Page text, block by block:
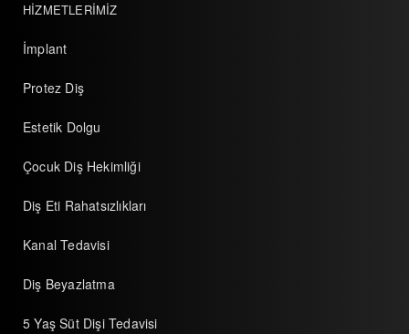
HİZMETLERİMİZ
İmplant
Protez Diş
Estetik Dolgu
Çocuk Diş Hekimliği
Diş Eti Rahatsızlıkları
Kanal Tedavisi
Diş Beyazlatma
5 Yaş Süt Dişi Tedavisi